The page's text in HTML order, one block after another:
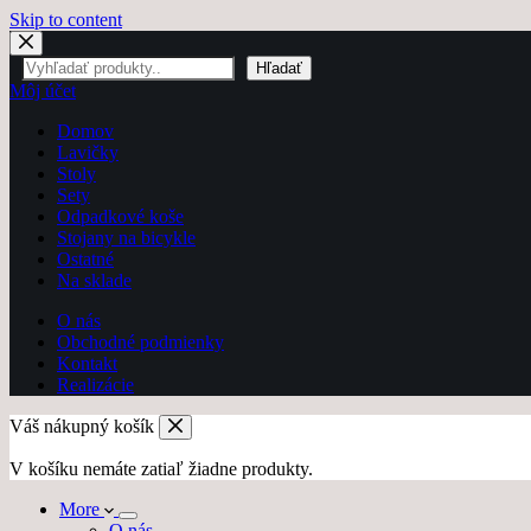
Skip to content
Hľadať Hľadať
Môj účet
Domov
Lavičky
Stoly
Sety
Odpadkové koše
Stojany na bicykle
Ostatné
Na sklade
O nás
Obchodné podmienky
Kontakt
Realizácie
Váš nákupný košík
V košíku nemáte zatiaľ žiadne produkty.
More